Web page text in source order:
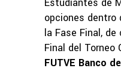
Estudiantes de
opciones dentro
la Fase Final,
Final del Torneo
FUTVE Banco